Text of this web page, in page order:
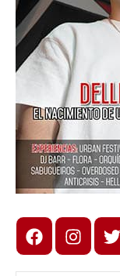
FacebookInstagram
X